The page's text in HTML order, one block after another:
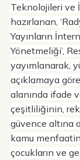
Teknolojileri ve
hazırlanan,
Yayınların
Yönetmeliği’,
yayımlanarak,
açıklamaya
alanında ifade
çeşitliliğinin,
güvence altına
kamu
çocukların ve